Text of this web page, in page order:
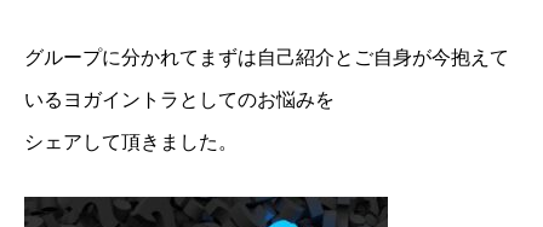
グループに分かれてまずは自己紹介とご自身が今抱えて
いるヨガイントラとしてのお悩みを
シェアして頂きました。